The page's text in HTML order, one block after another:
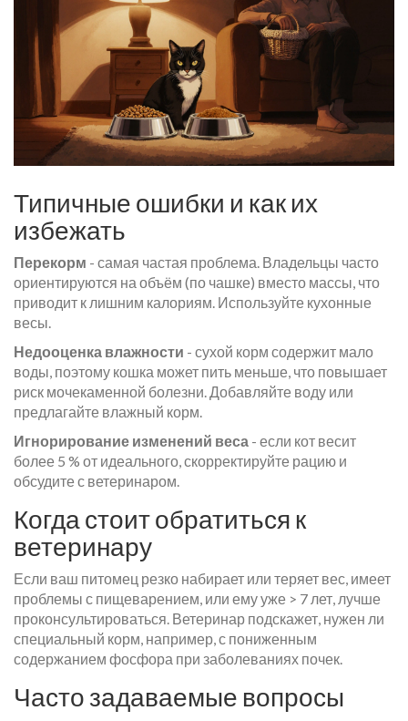
Типичные ошибки и как их
избежать
Перекорм - самая частая проблема. Владельцы часто
ориентируются на объём (по чашке) вместо массы, что
приводит к лишним калориям. Используйте кухонные
весы.
Недооценка влажности - сухой корм содержит мало
воды, поэтому кошка может пить меньше, что повышает
риск мочекаменной болезни. Добавляйте воду или
предлагайте влажный корм.
Игнорирование изменений веса - если кот весит
более 5 % от идеального, скорректируйте рацию и
обсудите с ветеринаром.
Когда стоит обратиться к
ветеринару
Если ваш питомец резко набирает или теряет вес, имеет
проблемы с пищеварением, или ему уже > 7 лет, лучше
проконсультироваться. Ветеринар подскажет, нужен ли
специальный корм, например, с пониженным
содержанием фосфора при заболеваниях почек.
Часто задаваемые вопросы